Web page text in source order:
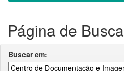
Página de Busca
Buscar em: